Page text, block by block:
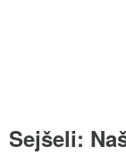
Sejšeli: